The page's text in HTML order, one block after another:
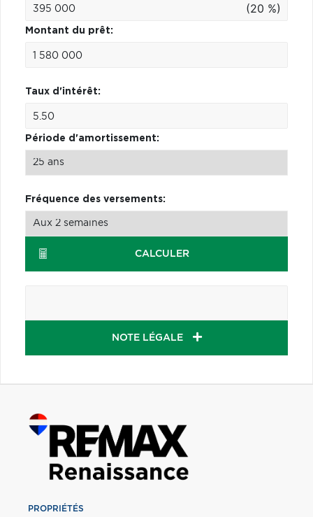
(20 %)
Montant du prêt:
Taux d'intérêt:
Période d'amortissement:
Fréquence des versements:
CALCULER
NOTE LÉGALE
PROPRIÉTÉS